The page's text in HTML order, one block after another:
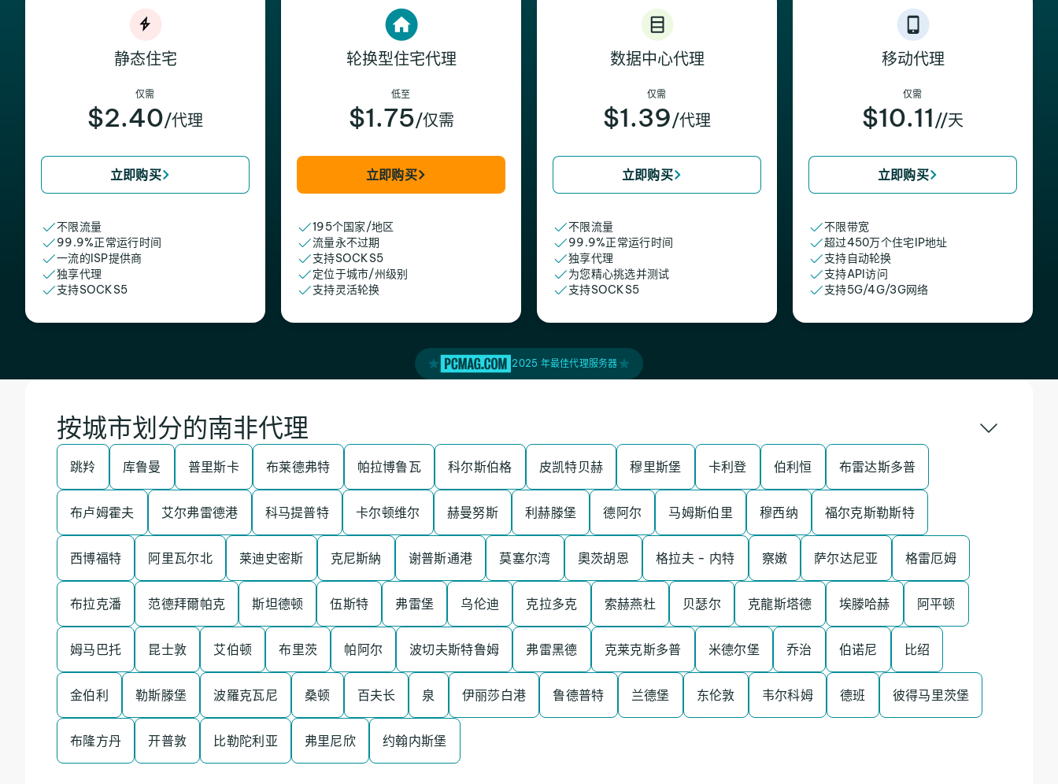
静态住宅
仅需
$2.40/代理
立即购买
不限流量
99.9%正常运行时间
一流的ISP提供商
独享代理
支持SOCKS5
轮换型住宅代理
低至
$1.75/仅需
立即购买
195个国家/地区
流量永不过期
支持SOCKS5
定位于城市/州级别
支持灵活轮换
数据中心代理
仅需
$1.39/代理
立即购买
不限流量
99.9%正常运行时间
独享代理
为您精心挑选并测试
支持SOCKS5
移动代理
仅需
$10.11 //天
立即购买
不限带宽
超过450万个住宅IP地址
支持自动轮换
支持API访问
支持5G/4G/3G网络
2025 年最佳代理服务器
按城市划分的南非代理
跳羚 库鲁曼 普里斯卡 布莱德弗特 帕拉博鲁瓦 科尔斯伯格 皮凯特贝赫 穆里斯堡 卡利登 伯利恒 布雷达斯多普
布卢姆霍夫 艾尔弗雷德港 科马提普特 卡尔顿维尔 赫曼努斯 利赫滕堡 德阿尔 马姆斯伯里 穆西纳 福尔克斯勒斯特
西博福特 阿里瓦尔北 莱迪史密斯 克尼斯納 谢普斯通港 莫塞尔湾 奧茨胡恩 格拉夫 - 内特 察嫩 萨尔达尼亚 格雷厄姆
布拉克潘 范德拜爾帕克 斯坦德顿 伍斯特 弗雷堡 乌伦迪 克拉多克 索赫燕杜 贝瑟尔 克龍斯塔德 埃滕哈赫 阿平顿
姆马巴托 昆士敦 艾伯顿 布里茨 帕阿尔 波切夫斯特鲁姆 弗雷黑德 克莱克斯多普 米德尔堡 乔治 伯诺尼 比绍
金伯利 勒斯滕堡 波羅克瓦尼 桑顿 百夫长 泉 伊丽莎白港 鲁德普特 兰德堡 东伦敦 韦尔科姆 德班 彼得马里茨堡
布隆方丹 开普敦 比勒陀利亚 弗里尼欣 约翰内斯堡